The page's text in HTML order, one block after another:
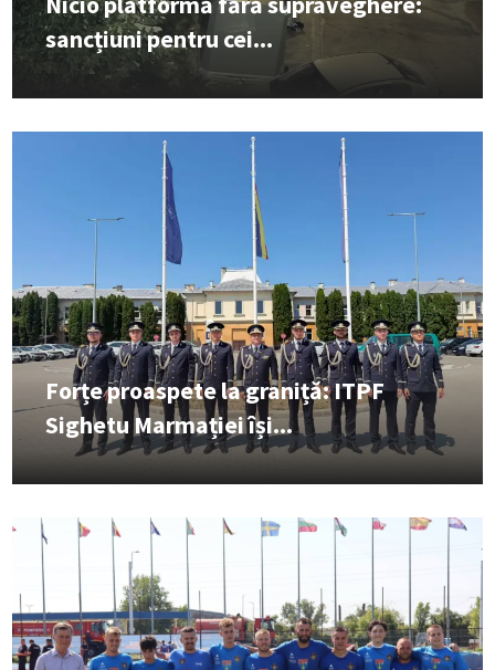
sancțiuni pentru cei...
Forțe proaspete la graniță: ITPF
Sighetu Marmației își...